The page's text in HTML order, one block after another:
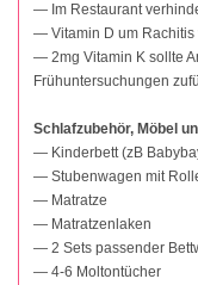
— Im Restaurant
— Vitamin D um Rachitis
— 2mg Vitamin K sollte
Frühuntersuchungen
Schlafzubehör, Möbel
— Kinderbett (zB
— Stubenwagen mit
— Matratze
— Matratzenlaken
— 2 Sets passender
— 4-6 Moltontücher